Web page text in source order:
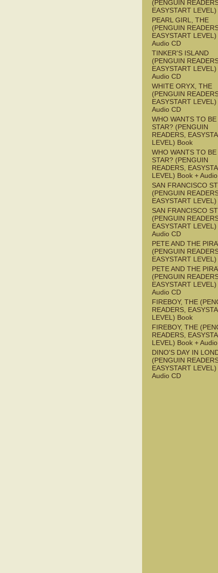
(PENGUIN
EASYSTART
PEARL GIRL, THE
(PENGUIN
EASYSTART
Audio CD
TINKER'S ISLAND
(PENGUIN
EASYSTART
Audio CD
WHITE ORYX, THE
(PENGUIN
EASYSTART
Audio CD
WHO WANTS TO BE
STAR? (PENGUIN
READERS,
LEVEL) Book
WHO WANTS TO BE
STAR? (PENGUIN
READERS,
LEVEL) Book +
SAN FRANCISCO
(PENGUIN
EASYSTART
SAN FRANCISCO
(PENGUIN
EASYSTART
Audio CD
PETE AND THE
(PENGUIN
EASYSTART
PETE AND THE
(PENGUIN
EASYSTART
Audio CD
FIREBOY, THE
READERS,
LEVEL) Book
FIREBOY, THE
READERS,
LEVEL) Book +
DINO'S DAY IN
(PENGUIN
EASYSTART
Audio CD